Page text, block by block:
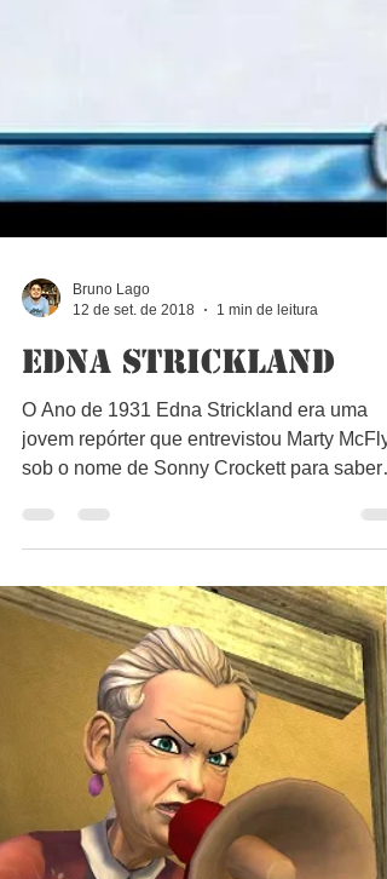
12 de set. de 2018
1 min de leitura
Edna Strickland
O Ano de 1931 Edna Strickland era uma
sobre o que ele...